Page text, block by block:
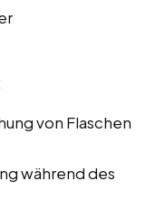
von Flaschen
während des